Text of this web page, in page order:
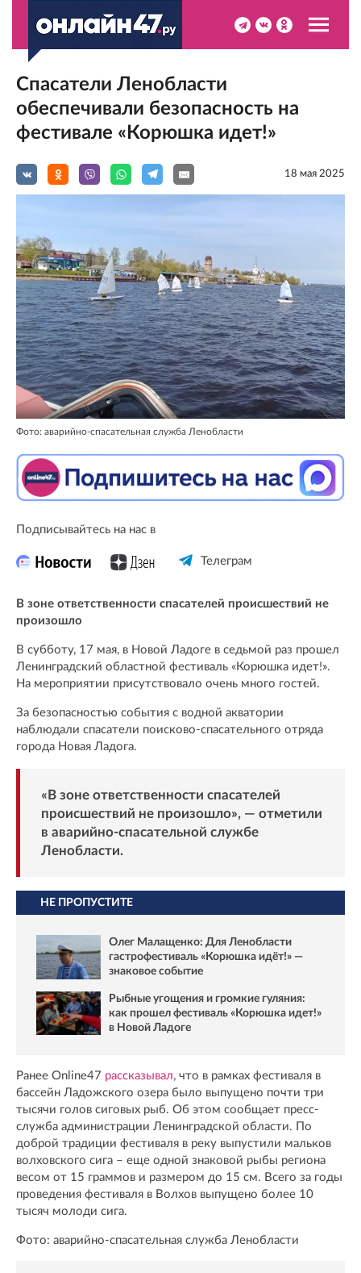
Спасатели Ленобласти
обеспечивали безопасность на
фестивале «Корюшка идет!»
18 мая 2025
Фото: аварийно-спасательная служба Ленобласти
Подписывайтесь на нас в
Телеграм
В зоне ответственности спасателей происшествий не
произошло
В субботу, 17 мая, в Новой Ладоге в седьмой раз прошел
Ленинградский областной фестиваль «Корюшка идет!».
На мероприятии присутствовало очень много гостей.
За безопасностью события с водной акватории
наблюдали спасатели поисково-спасательного отряда
города Новая Ладога.
«В зоне ответственности спасателей
происшествий не произошло», — отметили
в аварийно-спасательной службе
Ленобласти.
НЕ ПРОПУСТИТЕ
Олег Малащенко: Для Ленобласти
гастрофестиваль «Корюшка идёт!» —
знаковое событие
Рыбные угощения и громкие гуляния:
как прошел фестиваль «Корюшка идет!»
в Новой Ладоге
Ранее Online47 рассказывал, что в рамках фестиваля в
бассейн Ладожского озера было выпущено почти три
тысячи голов сиговых рыб. Об этом сообщает пресс-
служба администрации Ленинградской области. По
доброй традиции фестиваля в реку выпустили мальков
волховского сига – еще одной знаковой рыбы региона
весом от 15 граммов и размером до 15 см. Всего за годы
проведения фестиваля в Волхов выпущено более 10
тысяч молоди сига.
Фото: аварийно-спасательная служба Ленобласти